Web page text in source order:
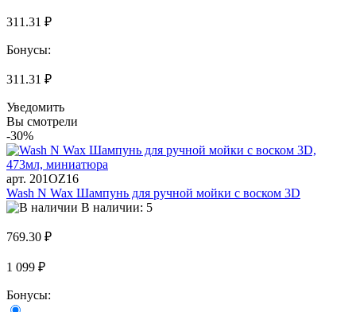
311.31 ₽
Бонусы:
311.31 ₽
Уведомить
Вы смотрели
-30%
арт. 201OZ16
Wash N Wax Шампунь для ручной мойки с воском 3D
В наличии: 5
769.30 ₽
1 099 ₽
Бонусы: